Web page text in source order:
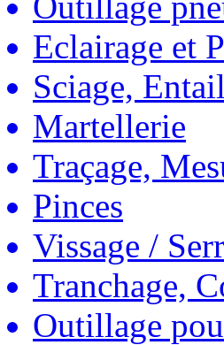
Eclairage et
Sciage,
Martellerie
Traçage,
Pinces
Vissage /
Tranchage,
Outillage